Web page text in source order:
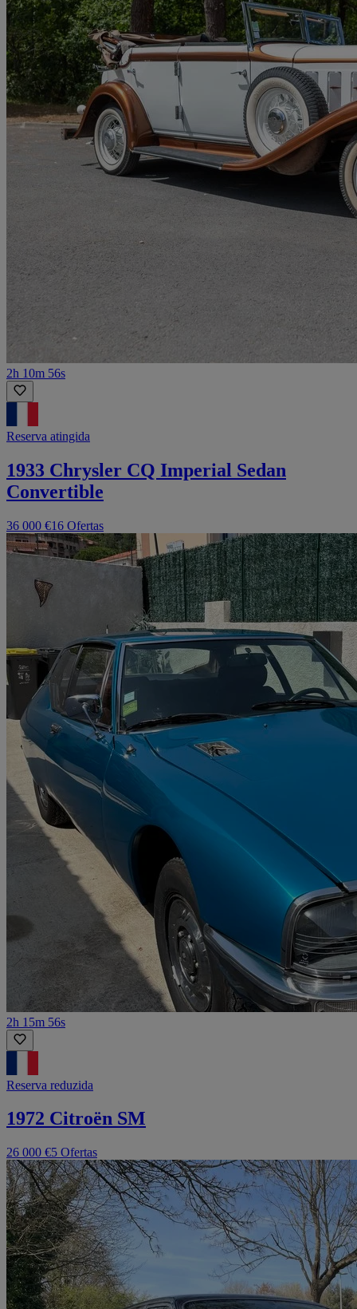
2h 10m 56s
Reserva atingida
1933 Chrysler CQ Imperial Sedan
Convertible
36 000 €16 Ofertas
2h 15m 56s
Reserva reduzida
1972 Citroën SM
26 000 €5 Ofertas